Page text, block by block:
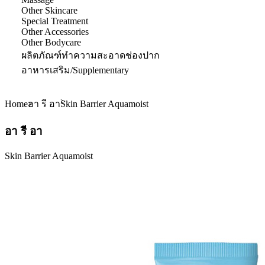
Other Skincare
Special Treatment
Other Accessories
Other Bodycare
ผลิตภัณฑ์ทำความสะอาดช่องปาก
อาหารเสริม/Supplementary
Homeอา รี อาSkin Barrier Aquamoist
อา รี อา
Skin Barrier Aquamoist